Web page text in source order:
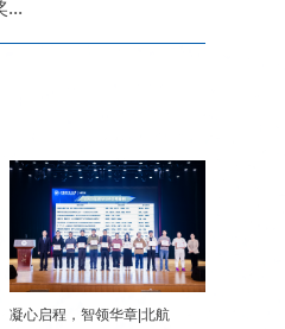
...
凝心启程，智领华章|北航